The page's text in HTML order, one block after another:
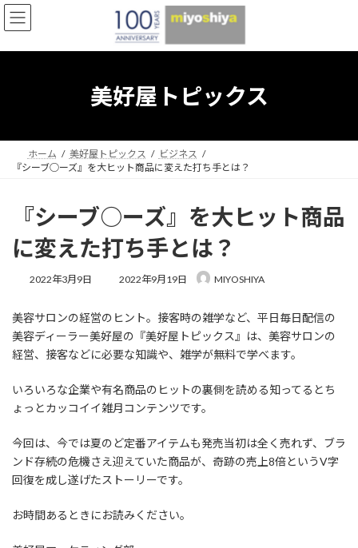
コ
ン
ン
ナ
ビ
ー
美好屋トピックス
ホーム 美好屋トピックス
ビジネス
『シーブ○ーズ』を大ヒット商品に変えた打ち手とは？
『シーブ○ーズ』を大ヒット商品
に変えた打ち手とは？
2022年3月9日
最
新
日
時
:
2022年9月19日 MIYOSHIYA
美容サロンの経営のヒント。接客時の雑学など、平日毎日配信の
美容ディーラー美好屋の『美好屋トピックス』は、美容サロンの
経営、接客などに必要な知識や、雑学が無料で学べます。
いろいろな企業や有名商品のヒットの裏側を読める知ってるとち
ょっとカッコイイ雑月コンテンツです。
今回は、今では夏のど定番アイテムも発売当初は全く売れず、ブラ
ンド存続の危機さえ迎えていた商品が、奇跡の売上8倍というV字
回復を成し遂げたストーリーです。
お時間あるときにお読みください。